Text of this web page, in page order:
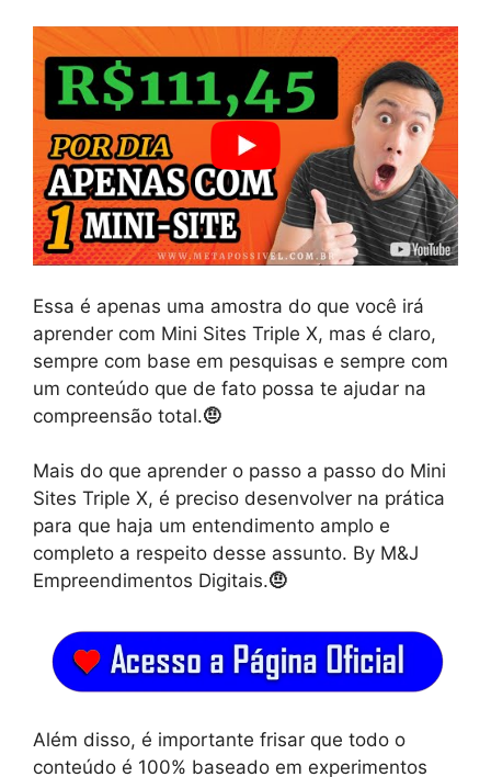
Essa é apenas uma amostra do que você irá
aprender com Mini Sites Triple X, mas é claro,
sempre com base em pesquisas e sempre com
um conteúdo que de fato possa te ajudar na
compreensão total.🤨
Mais do que aprender o passo a passo do Mini
Sites Triple X, é preciso desenvolver na prática
para que haja um entendimento amplo e
completo a respeito desse assunto. By M&J
Empreendimentos Digitais.🤨
Além disso, é importante frisar que todo o
conteúdo é 100% baseado em experimentos